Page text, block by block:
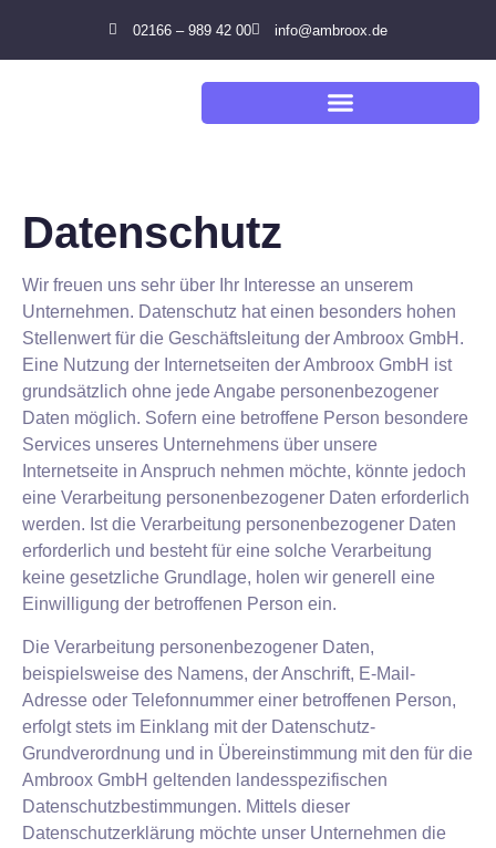
02166 – 989 42 00 info@ambroox.de
Datenschutz
Wir freuen uns sehr über Ihr Interesse an unserem
Unternehmen. Datenschutz hat einen besonders hohen
Stellenwert für die Geschäftsleitung der Ambroox GmbH.
Eine Nutzung der Internetseiten der Ambroox GmbH ist
grundsätzlich ohne jede Angabe personenbezogener
Daten möglich. Sofern eine betroffene Person besondere
Services unseres Unternehmens über unsere
Internetseite in Anspruch nehmen möchte, könnte jedoch
eine Verarbeitung personenbezogener Daten erforderlich
werden. Ist die Verarbeitung personenbezogener Daten
erforderlich und besteht für eine solche Verarbeitung
keine gesetzliche Grundlage, holen wir generell eine
Einwilligung der betroffenen Person ein.
Die Verarbeitung personenbezogener Daten,
beispielsweise des Namens, der Anschrift, E-Mail-
Adresse oder Telefonnummer einer betroffenen Person,
erfolgt stets im Einklang mit der Datenschutz-
Grundverordnung und in Übereinstimmung mit den für die
Ambroox GmbH geltenden landesspezifischen
Datenschutzbestimmungen. Mittels dieser
Datenschutzerklärung möchte unser Unternehmen die